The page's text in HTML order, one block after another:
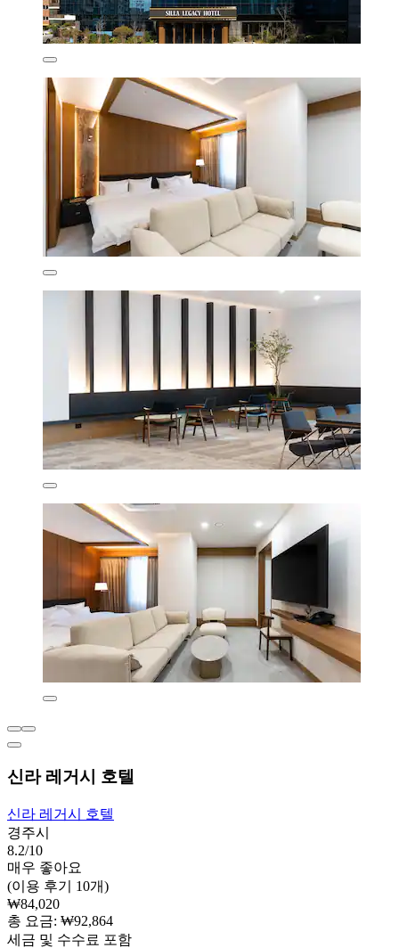
신라 레거시 호텔
신라 레거시 호텔
경주시
8.2/10
매우 좋아요
(이용 후기 10개)
₩84,020
총 요금: ₩92,864
세금 및 수수료 포함